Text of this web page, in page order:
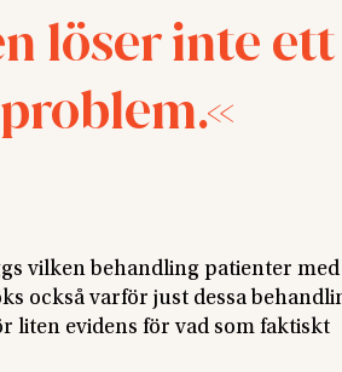
löser inte ett
vilken behandling patienter med
också varför just dessa
liten evidens för vad som faktiskt